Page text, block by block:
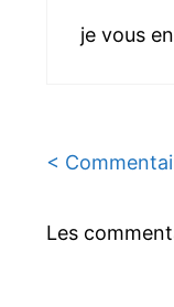
je vous
<
Les